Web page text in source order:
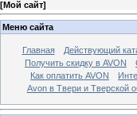
[Мой сайт]
Меню сайта
Главная Действующий
Получить скидку в AVON
Как оплатить AVON
Avon в Твери и Тверской